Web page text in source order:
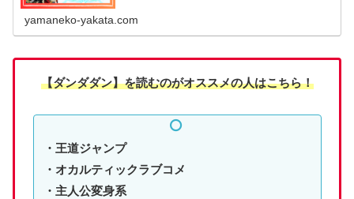
yamaneko-yakata.com
【ダンダダン】を読むのがオススメの人はこちら！
・王道ジャンプ
・オカルティックラブコメ
・主人公変身系